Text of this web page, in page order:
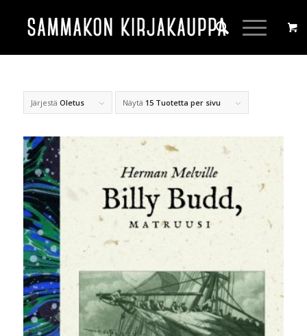
Järjestä Oletus Näytä 15 Tuotetta per sivu